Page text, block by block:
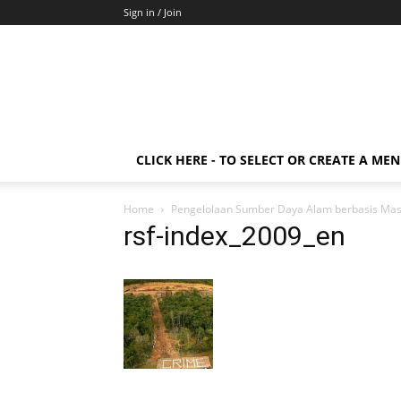
Sign in / Join
CLICK HERE - TO SELECT OR CREATE A
Home Pengelolaan Sumber Daya Alam berbasis
rsf-index_2009_en